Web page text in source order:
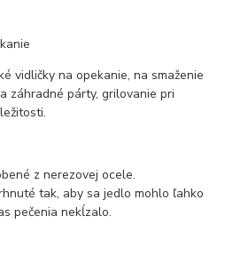
vidličky na opekanie, na smaženie
záhradné párty, grilovanie pri
z nerezovej ocele.
tak, aby sa jedlo mohlo ľahko
pečenia nekĺzalo.